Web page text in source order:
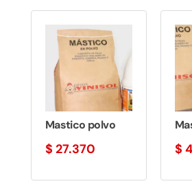
por
últimos
Mastico polvo
$ 27.370 $